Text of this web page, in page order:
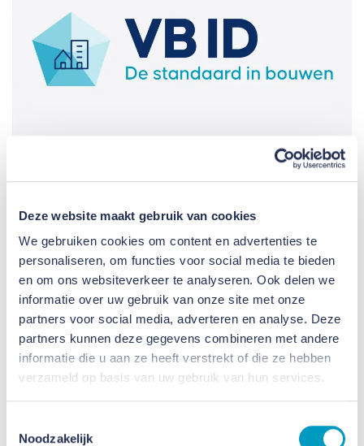
Deze website maakt gebruik van cookies
We gebruiken cookies om content en advertenties te
personaliseren, om functies voor social media te bieden
en om ons websiteverkeer te analyseren. Ook delen we
informatie over uw gebruik van onze site met onze
partners voor social media, adverteren en analyse. Deze
partners kunnen deze gegevens combineren met andere
informatie die u aan ze heeft verstrekt of die ze hebben
verzameld op basis van uw gebruik van hun services.
Noodzakelijk
VB ID woonconcepten
Woonconcepten, gefundeerd op vooraf bedachte
oplossingen, die we proactief, projectoverstijgend
en doelgroepgericht ontwikkelen.
Bekijk de VB ID woonconcepten